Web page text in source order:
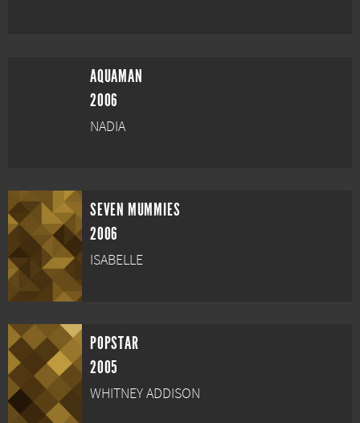
AQUAMAN
2006
NADIA
SEVEN MUMMIES
2006
ISABELLE
POPSTAR
2005
WHITNEY ADDISON